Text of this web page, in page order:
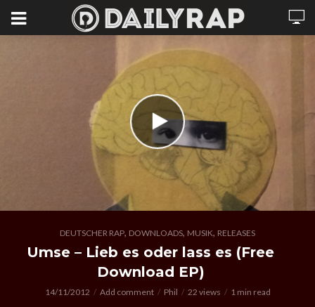
DEUTSCHER RAP, DOWNLOADS, MUSIK, RELEASES
Umse – Lieb es oder lass es (Free
Download EP)
14/11/2012 Add comment Phil 22 views 1 min read